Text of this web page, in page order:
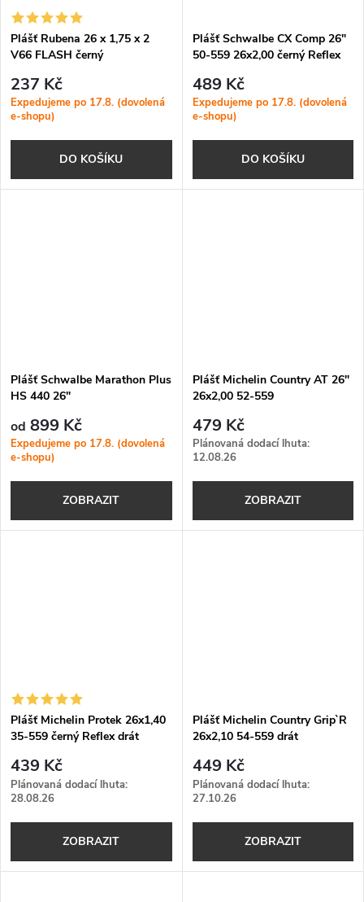
Plášť Rubena 26 x 1,75 x 2
V66 FLASH černý
237 Kč
Expedujeme po 17.8. (dovolená
e-shopu)
DO KOŠÍKU
Plášť Schwalbe CX Comp 26"
50-559 26x2,00 černý Reflex
489 Kč
Expedujeme po 17.8. (dovolená
e-shopu)
DO KOŠÍKU
Plášť Schwalbe Marathon Plus
HS 440 26"
od 899 Kč
Expedujeme po 17.8. (dovolená
e-shopu)
ZOBRAZIT
Plášť Michelin Country AT 26"
26x2,00 52-559
479 Kč
Plánovaná dodací lhuta:
12.08.26
ZOBRAZIT
Plášť Michelin Protek 26x1,40
35-559 černý Reflex drát
439 Kč
Plánovaná dodací lhuta:
28.08.26
ZOBRAZIT
Plášť Michelin Country Grip`R
26x2,10 54-559 drát
449 Kč
Plánovaná dodací lhuta:
27.10.26
ZOBRAZIT